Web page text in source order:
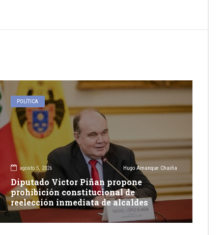
POLÍTICA
agosto 5, 2026 Hugo Amanque Chaiña
Diputado Victor Piñan propone
prohibición constitucional de
reelección inmediata de alcaldes